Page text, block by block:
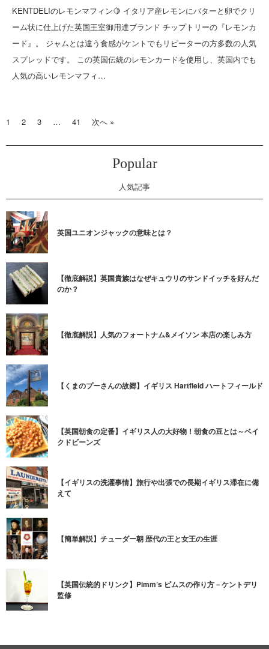
KENTDELIのレモンマフィン🍋 イタリア産レモンにバターと卵でクリ
ーム状に仕上げた英国王室御用達ブランド チップトリーの『レモンカ
ード』。 ジャムとは違う食感がケントでもリピーターの方多数の人気
スプレッドです。 この英国伝統のレモンカードを使用し、英国内でも
人気の高いレモンマフィ…
1 2 3 … 41 次へ »
Popular
人気記事
英国ユニオンジャックの意味とは？
【徹底解説】英国貴族はなぜキュウリのサンドイッチを好んだ
のか？
【徹底解説】人気のフォートナム&メイソン 本店の楽しみ方
【くまのプーさんの故郷】イギリス Hartfield ハートフィールド
【英国朝食の定番】イギリス人の大好物！朝食の豆とは～ベイ
クドビーンズ
【イギリスの洗濯事情】旅行や出張での長期イギリス滞在に備
えて
【簡単解説】チューダー朝 歴代の王と女王の生涯
【英国伝統的ドリンク】Pimm’s ピムスの作り方－ケントデリ
監修